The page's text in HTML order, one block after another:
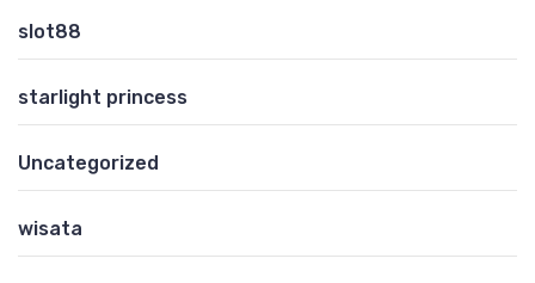
slot88
starlight princess
Uncategorized
wisata